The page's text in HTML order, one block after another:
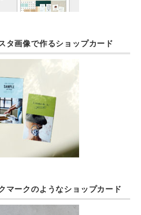
タ画像で作るショップカード
マークのようなショップカード